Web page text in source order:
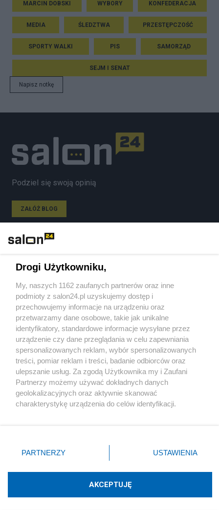
MARCIN DOBSKI WYBORY KONFEDERACJA
MEDIA ŚLEDZTWA PRZESTĘPCZOŚĆ
SPORTY WALKI PIS SAMORZĄD
SEJM I SENAT
Napisz notkę
Podziel się swoją opinią
ZAŁÓŻ BLOG
Polityka
Gospodarka
Rozmaitości
Technologie
Sport
Społeczeństwo
Kultura
X Youtube
Web Content Media sp. z o. o. © 2022
Drogi Użytkowniku,
My, naszych 1162 zaufanych partnerów oraz inne
podmioty z salon24.pl uzyskujemy dostęp i
przechowujemy informacje na urządzeniu oraz
przetwarzamy dane osobowe, takie jak unikalne
identyfikatory, standardowe informacje wysyłane przez
urządzenie czy dane przeglądania w celu zapewniania
spersonalizowanych reklam, wybór spersonalizowanych
treści, pomiar reklam i treści, badanie odbiorców oraz
ulepszanie usług. Za zgodą Użytkownika my i Zaufani
Partnerzy możemy używać dokładnych danych
geolokalizacyjnych oraz aktywnie skanować
charakterystykę urządzenia do celów identyfikacji.
zmienić/wycofać klikając przycisk ustawień prywatności
znajdujący się w lewym dolnym rogu strony
rodzaje przetwarzania danych nie wymagają zgody
użytkownika, ale masz prawo sprzeciwić się takiemu
PARTNERZY USTAWIENIA
AKCEPTUJĘ